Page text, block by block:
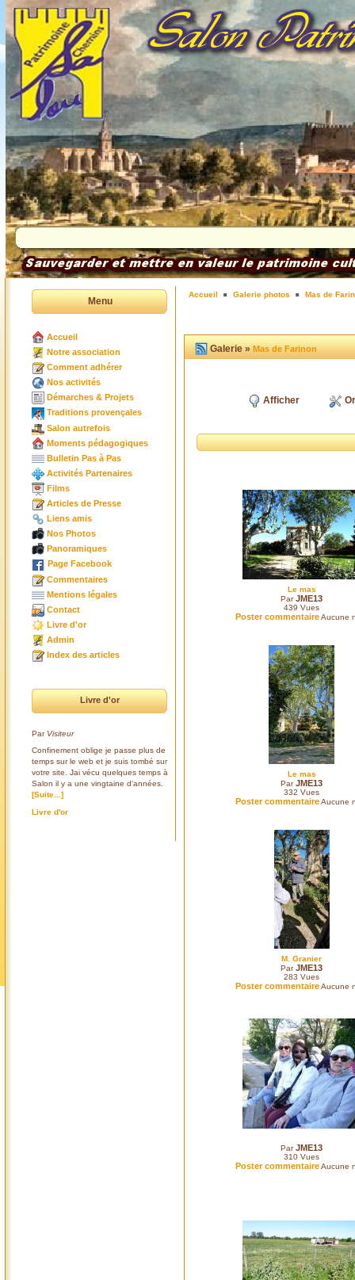
Menu
Accueil
Notre association
Comment adhérer
Nos activités
Démarches & Projets
Traditions provençales
Salon autrefois
Moments pédagogiques
Bulletin Pas à Pas
Activités Partenaires
Films
Articles de Presse
Liens amis
Nos Photos
Panoramiques
Page Facebook
Commentaires
Mentions légales
Contact
Livre d'or
Admin
Index des articles
Livre d'or
Par Visiteur
Confinement oblige je passe plus de
temps sur le web et je suis tombé sur
votre site. Jai vécu quelques temps à
Salon il y a une vingtaine d'années.
[Suite...]
Livre d'or
Accueil Galerie photos Mas de
Galerie »Mas de Farinon
Afficher
Le mas
ParJME13
439 Vues
Poster commentaireAucune
Le mas
ParJME13
332 Vues
Poster commentaireAucune
M. Granier
ParJME13
283 Vues
Poster commentaireAucune
ParJME13
310 Vues
Poster commentaireAucune